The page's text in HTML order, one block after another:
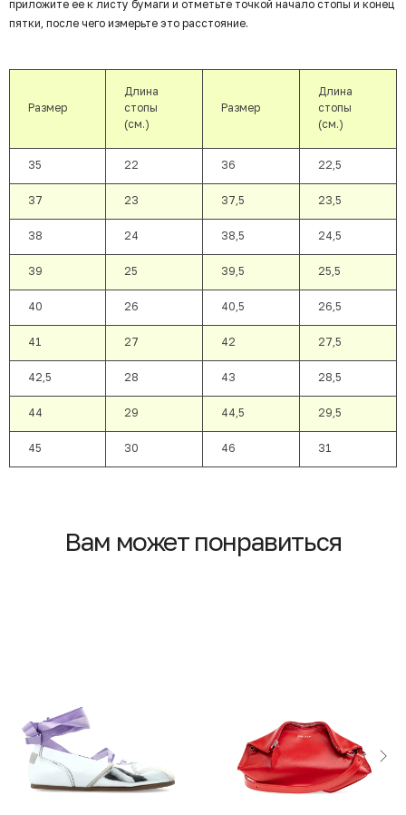
приложите ее к листу бумаги и отметьте точкой начало стопы и конец
пятки, после чего измерьте это расстояние.
Размер
Длина
стопы
(см.)
Размер
Длина
стопы
(см.)
35 22 36 22,5
37 23 37,5 23,5
38 24 38,5 24,5
39 25 39,5 25,5
40 26 40,5 26,5
41 27 42 27,5
42,5 28 43 28,5
44 29 44,5 29,5
45 30 46 31
Вам может понравиться